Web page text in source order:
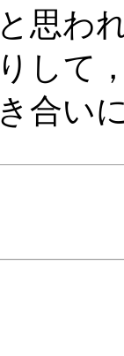
と思わ
りして
き合い